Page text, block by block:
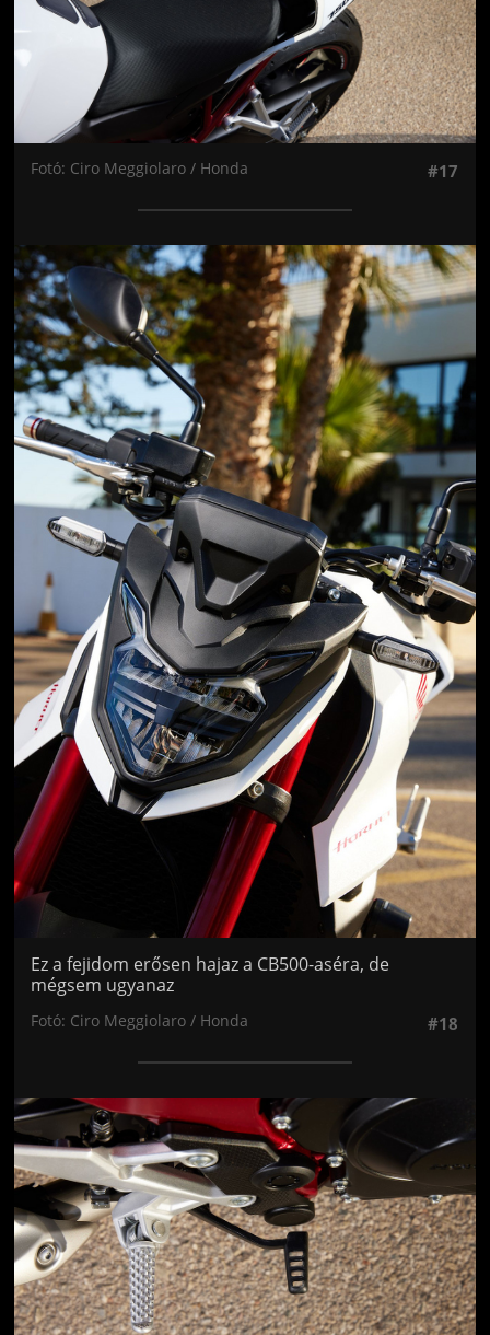
Fotó: Ciro Meggiolaro / Honda #17
Jön még kép!
Ez a fejidom erősen hajaz a CB500-aséra, de
mégsem ugyanaz
Fotó: Ciro Meggiolaro / Honda #18
Jön még kép!